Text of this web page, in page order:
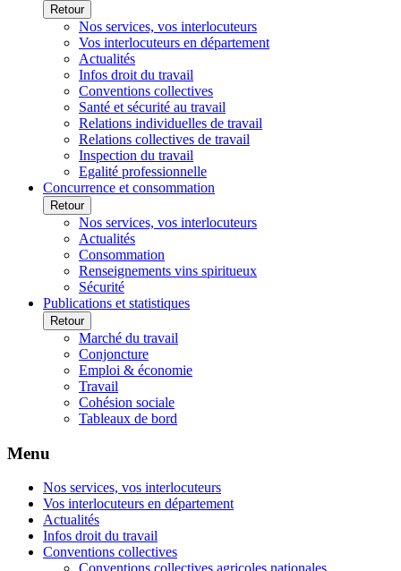
Retour
Nos services, vos interlocuteurs
Vos interlocuteurs en département
Actualités
Infos droit du travail
Conventions collectives
Santé et sécurité au travail
Relations individuelles de travail
Relations collectives de travail
Inspection du travail
Egalité professionnelle
Concurrence et consommation
Retour
Nos services, vos interlocuteurs
Actualités
Consommation
Renseignements vins spiritueux
Sécurité
Publications et statistiques
Retour
Marché du travail
Conjoncture
Emploi & économie
Travail
Cohésion sociale
Tableaux de bord
Menu
Nos services, vos interlocuteurs
Vos interlocuteurs en département
Actualités
Infos droit du travail
Conventions collectives